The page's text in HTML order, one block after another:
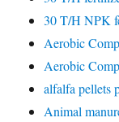
30 T/H NPK
Aerobic
Aerobic
alfalfa pellets
Animal